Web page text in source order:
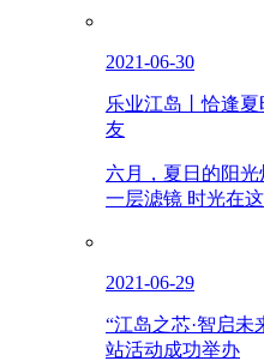
2021-06-30
乐业江岛丨恰逢
友
六月，夏日的阳
一层滤镜 时光在
2021-06-29
“江岛之芯·智启
站活动成功举办